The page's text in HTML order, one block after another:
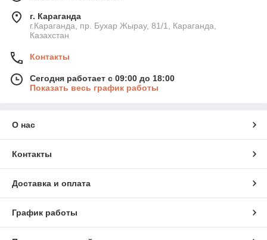
г. Караганда
г.Караганда, пр. Бухар Жырау, 81/1, Караганда,
Казахстан
Контакты
Сегодня работает с 09:00 до 18:00
Показать весь график работы
О нас
Контакты
Доставка и оплата
График работы